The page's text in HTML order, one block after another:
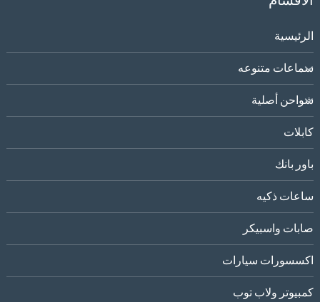
الرئيسية
سماعات متنوعه
شواحن أصلية
كابلات
باور بانك
ساعات ذكيه
صابات واسبيكر
اكسسورات سيارات
كمبيوتر ولاب توب